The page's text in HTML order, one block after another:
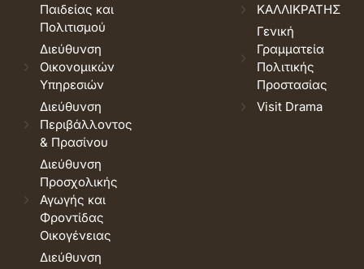
Παιδείας και
Πολιτισμού
Διεύθυνση
Οικονομικών
Υπηρεσιών
Διεύθυνση
Περιβάλλοντος
& Πρασίνου
Διεύθυνση
Προσχολικής
Αγωγής και
Φροντίδας
Οικογένειας
Διεύθυνση
ΚΑΛΛΙΚΡΑΤΗΣ
Γενική
Γραμματεία
Πολιτικής
Προστασίας
Visit Drama